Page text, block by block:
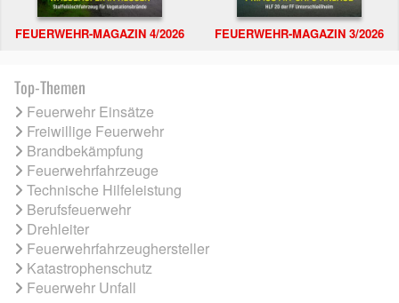
FEUERWEHR-MAGAZIN 4/2026 FEUERWEHR-MAGAZIN 3/2026
Top-Themen
Feuerwehr Einsätze
Freiwillige Feuerwehr
Brandbekämpfung
Feuerwehrfahrzeuge
Technische Hilfeleistung
Berufsfeuerwehr
Drehleiter
Feuerwehrfahrzeughersteller
Katastrophenschutz
Feuerwehr Unfall